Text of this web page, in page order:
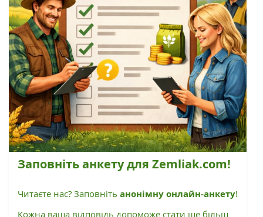
Заповніть анкету для Zemliak.com!
Читаєте нас? Заповніть анонімну онлайн-анкету!
Кожна ваша відповідь допоможе стати ще більш